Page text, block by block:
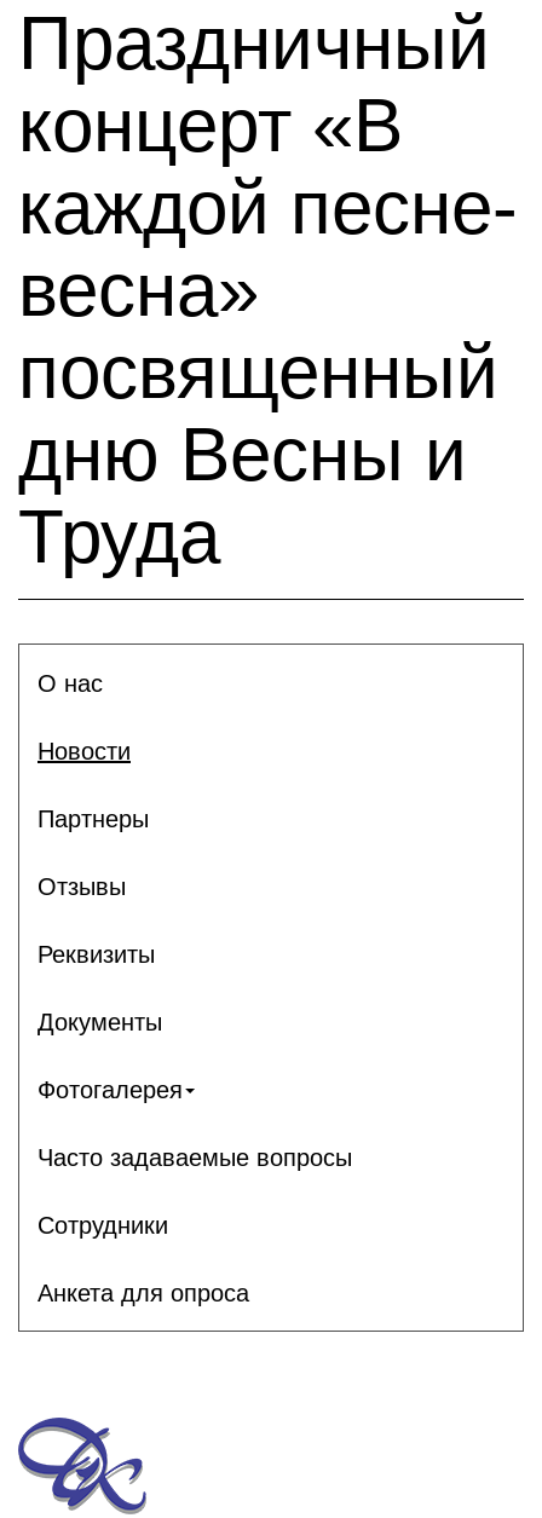
Праздничный
концерт «В
каждой песне-
весна»
посвященный
дню Весны и
Труда
О нас
Новости
Партнеры
Отзывы
Реквизиты
Документы
Фотогалерея
Часто задаваемые вопросы
Сотрудники
Анкета для опроса